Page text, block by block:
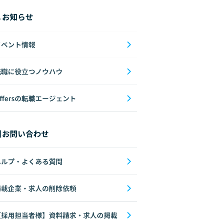
お知らせ
ント情報
に役立つノウハウ
の転職エージェント
お問い合わせ
プ・よくある質問
企業・求人の削除依頼
用担当者様】資料請求・求人の掲載